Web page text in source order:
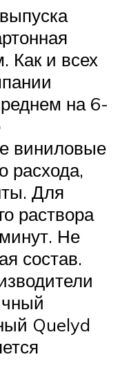
Как и всех
на 6-
виниловые
расхода,
Для
раствора
Не
состав.
Quelyd